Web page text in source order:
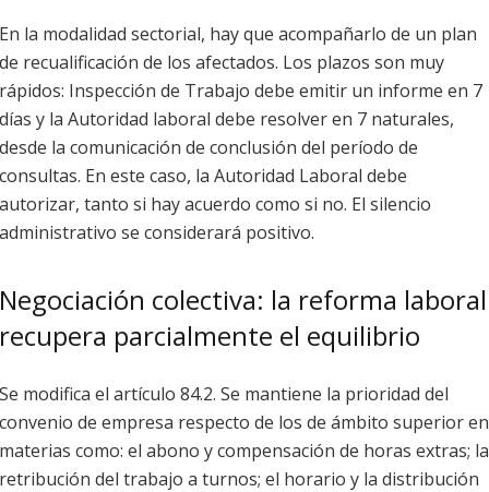
En la modalidad sectorial, hay que acompañarlo de un plan
de recualificación de los afectados. Los plazos son muy
rápidos: Inspección de Trabajo debe emitir un informe en 7
días y la Autoridad laboral debe resolver en 7 naturales,
desde la comunicación de conclusión del período de
consultas. En este caso, la Autoridad Laboral debe
autorizar, tanto si hay acuerdo como si no. El silencio
administrativo se considerará positivo.
Negociación colectiva: la reforma laboral
recupera parcialmente el equilibrio
Se modifica el artículo 84.2. Se mantiene la prioridad del
convenio de empresa respecto de los de ámbito superior en
materias como: el abono y compensación de horas extras; la
retribución del trabajo a turnos; el horario y la distribución